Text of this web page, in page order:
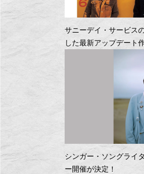
サニーデイ・サービス
した最新アップデート
シンガー・ソングライ
ー開催が決定！